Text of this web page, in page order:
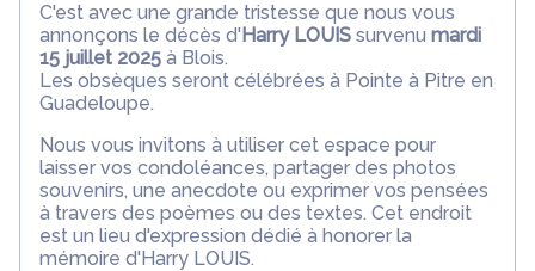
C'est avec une grande tristesse que nous vous
annonçons le décès d'Harry LOUIS survenu mardi
15 juillet 2025 à Blois.
Les obsèques seront célébrées à Pointe à Pitre en
Guadeloupe.
Nous vous invitons à utiliser cet espace pour
laisser vos condoléances, partager des photos
souvenirs, une anecdote ou exprimer vos pensées
à travers des poèmes ou des textes. Cet endroit
est un lieu d'expression dédié à honorer la
mémoire d'Harry LOUIS.